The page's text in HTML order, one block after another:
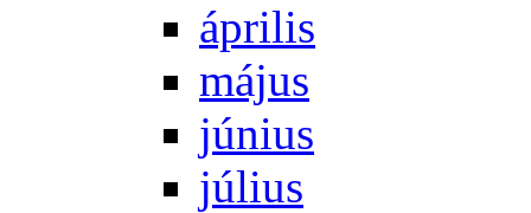
áp­ri­lis
má­jus
jú­ni­us
jú­li­us